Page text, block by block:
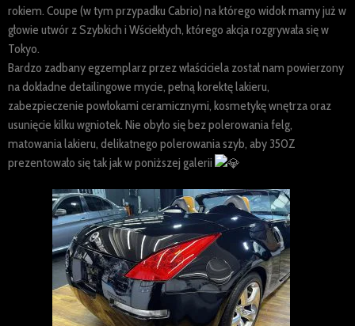
rokiem. Coupe (w tym przypadku Cabrio) na którego widok mamy już w
głowie utwór z Szybkich i Wściekłych, którego akcja rozgrywała się w
Tokyo.
Bardzo zadbany egzemplarz przez właściciela został nam powierzony
na dokładne detailingowe mycie, pełną korektę lakieru,
zabezpieczenie powłokami ceramicznymi, kosmetykę wnętrza oraz
usunięcie kilku wgniotek. Nie obyło się bez polerowania felg,
matowania lakieru, delikatnego polerowania szyb, aby 350Z
prezentowało się tak jak w poniższej galerii